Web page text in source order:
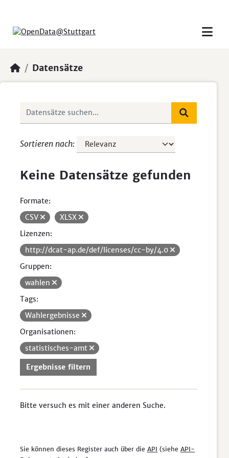
Datensätze
Sortieren nach
Keine Datensätze gefunden
Formate:
CSV
XLSX
Lizenzen:
http://dcat-ap.de/def/licenses/cc-by/4.0
Gruppen:
wahlen
Tags:
Wahlergebnisse
Organisationen:
statistisches-amt
Ergebnisse filtern
Bitte versuch es mit einer anderen Suche.
Sie können dieses Register auch über die API (siehe API-